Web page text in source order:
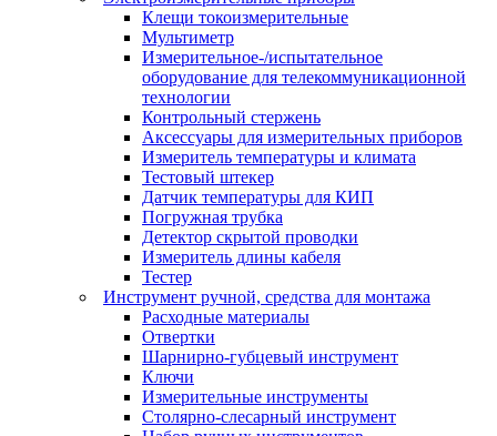
Клещи токоизмерительные
Мультиметр
Измерительное-/испытательное
оборудование для телекоммуникационной
технологии
Контрольный стержень
Аксессуары для измерительных приборов
Измеритель температуры и климата
Тестовый штекер
Датчик температуры для КИП
Погружная трубка
Детектор скрытой проводки
Измеритель длины кабеля
Тестер
Инструмент ручной, средства для монтажа
Расходные материалы
Отвертки
Шарнирно-губцевый инструмент
Ключи
Измерительные инструменты
Столярно-слесарный инструмент